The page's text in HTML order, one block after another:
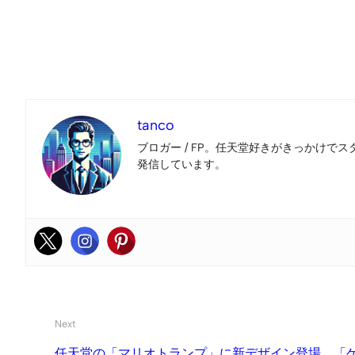
tanco
ブロガー / FP。任天堂好きがきっかけで
発信しています。
Next